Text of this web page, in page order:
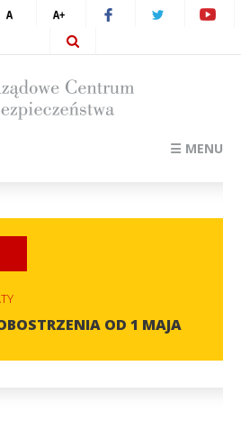
☰ MENU
OD 1 MAJA